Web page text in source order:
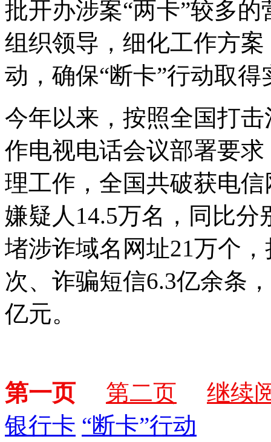
批开办涉案“两卡”较多
组织领导，细化工作方
动，确保“断卡”行动取得
今年以来，按照全国打
作电视电话会议部署要
理工作，全国共破获电
嫌疑人14.5万名，同比分
堵涉诈域名网址21万个
次、诈骗短信6.3亿余条
亿元。
第一页 第二页
继续
银行卡 “断卡”行动